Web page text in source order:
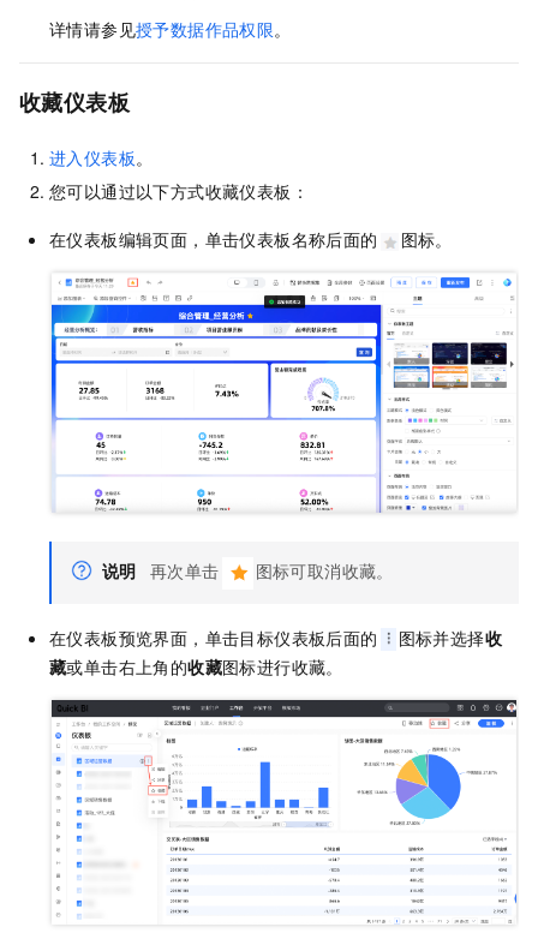
详情请参见授予数据作品权限。
收藏仪表板
进入仪表板。
您可以通过以下方式收藏仪表板：
在仪表板编辑页面，单击仪表板名称后面的
图标。
说明 再次单击 图标可取消收藏。
在仪表板预览界面，单击目标仪表板后面的 图标并选择收
藏或单击右上角的收藏图标进行收藏。